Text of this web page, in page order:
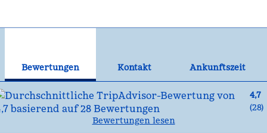
Bewertungen Kontakt
Ankunftszeit
4,7
(28)
Bewertungen lesen